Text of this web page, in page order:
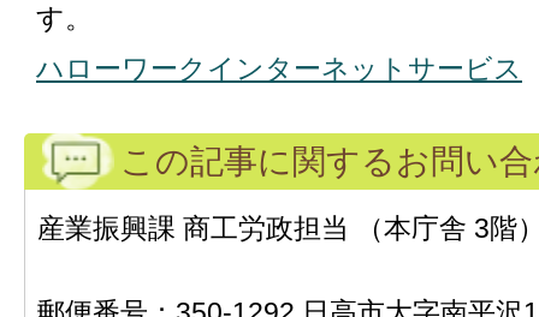
す。
ハローワークインターネットサービス
この記事に関するお問い
産業振興課 商工労政担当 （本庁舎 3階